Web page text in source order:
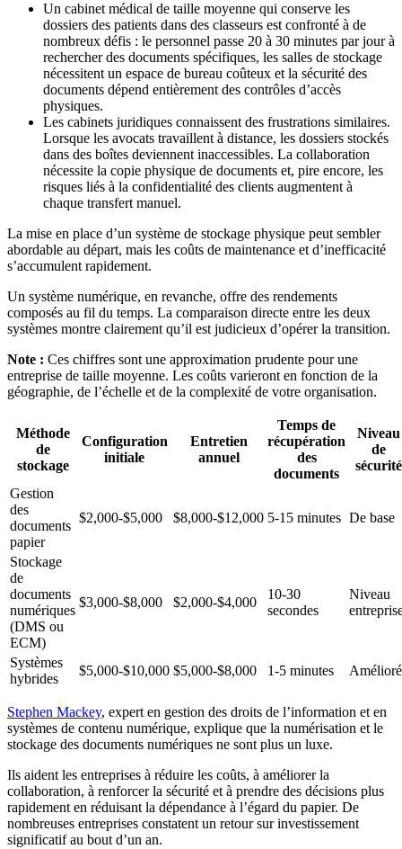
Un cabinet médical de taille moyenne qui conserve les
dossiers des patients dans des classeurs est confronté à de
nombreux défis : le personnel passe 20 à 30 minutes par jour à
rechercher des documents spécifiques, les salles de stockage
nécessitent un espace de bureau coûteux et la sécurité des
documents dépend entièrement des contrôles d’accès
physiques.
Les cabinets juridiques connaissent des frustrations similaires.
Lorsque les avocats travaillent à distance, les dossiers stockés
dans des boîtes deviennent inaccessibles. La collaboration
nécessite la copie physique de documents et, pire encore, les
risques liés à la confidentialité des clients augmentent à
chaque transfert manuel.
La mise en place d’un système de stockage physique peut sembler
abordable au départ, mais les coûts de maintenance et d’inefficacité
s’accumulent rapidement.
Un système numérique, en revanche, offre des rendements
composés au fil du temps. La comparaison directe entre les deux
systèmes montre clairement qu’il est judicieux d’opérer la transition.
Note : Ces chiffres sont une approximation prudente pour une
entreprise de taille moyenne. Les coûts varieront en fonction de la
géographie, de l’échelle et de la complexité de votre organisation.
Méthode
de
stockage
Configuration
initiale
Entretien
annuel
Temps de
récupération
des
documents
Niveau
de
sécurité
Gestion
des
documents
papier
$2,000-$5,000 $8,000-$12,000 5-15 minutes De base
Stockage
de
documents
numériques
(DMS ou
ECM)
$3,000-$8,000 $2,000-$4,000
10-30
secondes
Niveau
Systèmes
hybrides
$5,000-$10,000 $5,000-$8,000 1-5 minutes
Stephen Mackey, expert en gestion des droits de l’information et en
systèmes de contenu numérique, explique que la numérisation et le
stockage des documents numériques ne sont plus un luxe.
Ils aident les entreprises à réduire les coûts, à améliorer la
collaboration, à renforcer la sécurité et à prendre des décisions plus
rapidement en réduisant la dépendance à l’égard du papier. De
nombreuses entreprises constatent un retour sur investissement
significatif au bout d’un an.